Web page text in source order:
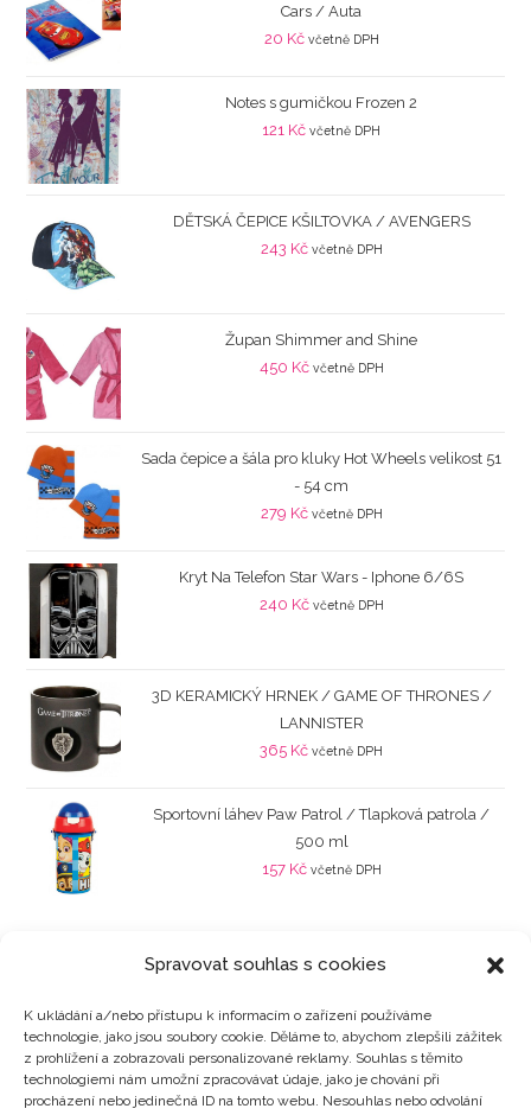
Spravovat souhlas s cookies
K ukládání a/nebo přístupu k informacím o zařízení používáme
technologie, jako jsou soubory cookie. Děláme to, abychom zlepšili zážitek
z prohlížení a zobrazovali personalizované reklamy. Souhlas s těmito
technologiemi nám umožní zpracovávat údaje, jako je chování při
procházení nebo jedinečná ID na tomto webu. Nesouhlas nebo odvolání
Cars / Auta
20 Kč včetně DPH
Notes s gumičkou Frozen 2
121 Kč včetně DPH
DĚTSKÁ ČEPICE KŠILTOVKA / AVENGERS
243 Kč včetně DPH
Župan Shimmer and Shine
450 Kč včetně DPH
Sada čepice a šála pro kluky Hot Wheels velikost 51
- 54 cm
279 Kč včetně DPH
Kryt Na Telefon Star Wars - Iphone 6/6S
240 Kč včetně DPH
3D KERAMICKÝ HRNEK / GAME OF THRONES /
LANNISTER
365 Kč včetně DPH
Sportovní láhev Paw Patrol / Tlapková patrola /
500 ml
157 Kč včetně DPH
Kategorie produktů